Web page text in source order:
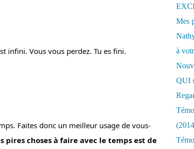
infini. Vous vous perdez. Tu es fini.
Faites donc un meilleur usage de vous-
pires choses à faire avec le temps est de
Mes
à
QUI